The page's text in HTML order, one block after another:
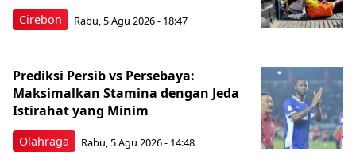
Cirebon Rabu, 5 Agu 2026 - 18:47
Olahraga
Prediksi Persib vs Persebaya:
Maksimalkan Stamina dengan Jeda
Istirahat yang Minim
Rabu, 5 Agu 2026 - 14:48